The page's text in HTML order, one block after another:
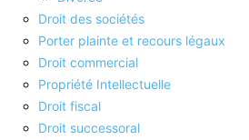
Droit des sociétés
Porter plainte et recours légaux
Droit commercial
Propriété Intellectuelle
Droit fiscal
Droit successoral